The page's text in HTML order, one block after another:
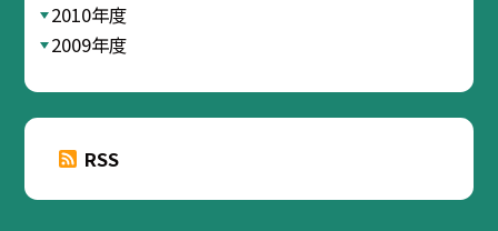
2010年度
2009年度
RSS